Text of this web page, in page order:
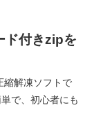
ド付きzipを
縮解凍ソフトで
で、初心者にも